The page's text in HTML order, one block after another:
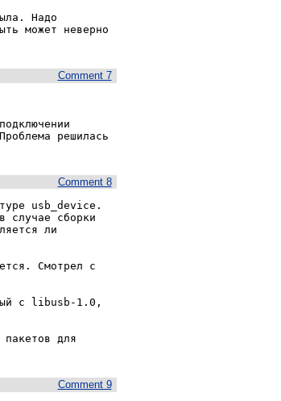
Надо
может неверно
Comment 7
решилась
Comment 8
usb_device.
сборки
ли
Смотрел с
с libusb-1.0,
для
Comment 9